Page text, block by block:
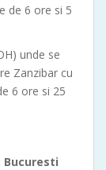
de 6 ore si 5
unde se
Zanzibar cu
6 ore si 25
Bucuresti